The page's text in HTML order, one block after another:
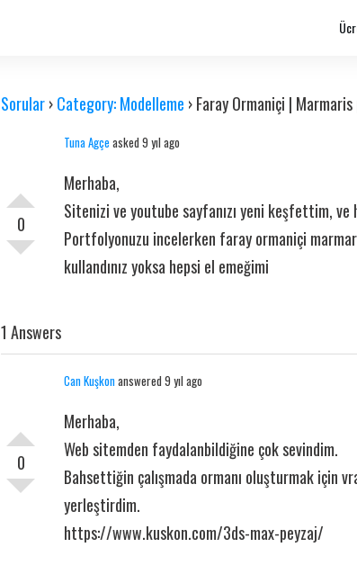
Sorular›Category: Modelleme ›Faray Ormaniçi | Marmaris
0
Tuna Agçe asked 9 yıl ago
Merhaba,
Sitenizi ve youtube sayfanızı yeni keşfettim, ve
Portfolyonuzu incelerken faray ormaniçi
kullandınız yoksa hepsi el emeğimi
1 Answers
0
Can Kuşkonanswered 9 yıl ago
Merhaba,
Web sitemden faydalanbildiğine çok sevindim.
Bahsettiğin çalışmada ormanı oluşturmak için
yerleştirdim.
https://www.kuskon.com/3ds-max-peyzaj/